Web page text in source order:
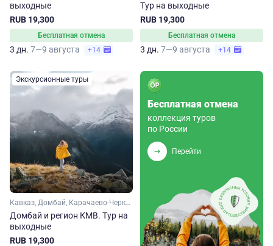
выходные
RUB 19,300
Бесплатная отмена
3 дн. 7—9 августа +14
Тур на выходные
RUB 19,300
Бесплатная отмена
3 дн. 7—9 августа +14
Экскурсионные туры
Кавказ, Домбай, Карачаево-Черкесия, Ставропольский край, Кавказские Минеральные Воды
Домбай и регион КМВ. Тур на
выходные
RUB 19,300
Бесплатная отмена
коллекция туров
по России
Перейти